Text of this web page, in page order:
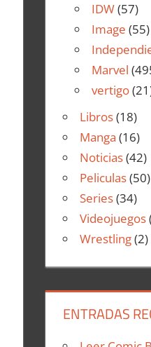
IDW(57)
Image (55)
Marvel
vertigo
Libros(18)
Manga (16)
Noticias(42)
Peliculas(50)
Series(34)
Videojuegos
Wrestling(2)
ENTRADAS